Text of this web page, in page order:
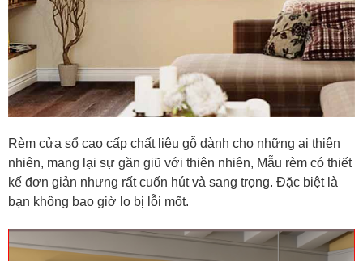
Rèm cửa sổ cao cấp chất liệu gỗ dành cho những ai thiên
nhiên, mang lại sự gần giũ với thiên nhiên, Mẫu rèm có thiết
kế đơn giản nhưng rất cuốn hút và sang trọng. Đặc biệt là
bạn không bao giờ lo bị lỗi mốt.